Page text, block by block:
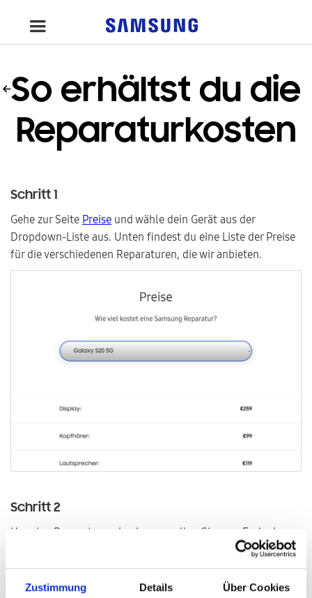
Zustimmung Details Über Cookies
So erhältst du die
Reparaturkosten
Schritt 1
Gehe zur Seite Preise und wähle dein Gerät aus der
Dropdown-Liste aus. Unten findest du eine Liste der Preise
für die verschiedenen Reparaturen, die wir anbieten.
Schritt 2
Um eine Reparatur zu buchen, scrollen Sie zum Ende der
Preisliste, klicken Sie auf REPARATUR BEAUFTRAGEN und
folgen Sie den Schritten.